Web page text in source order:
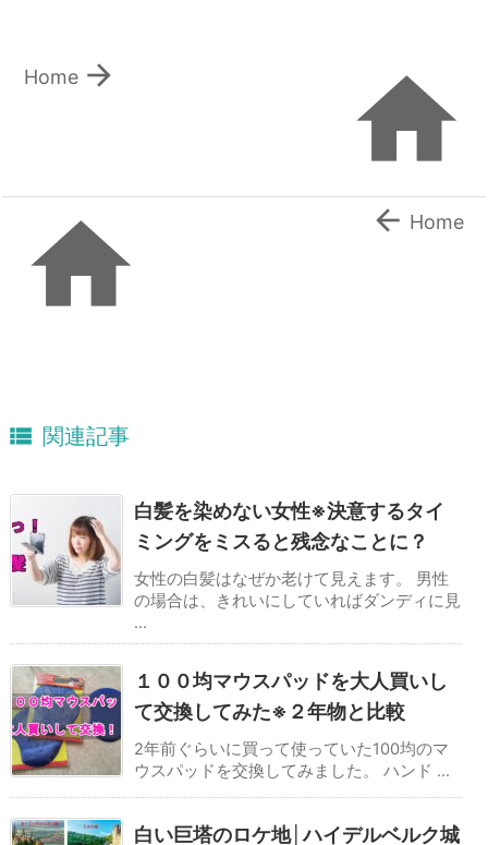


Home
  Home
 関連記事
白髪を染めない女性※決意するタイ
ミングをミスると残念なことに？
女性の白髪はなぜか老けて見えます。 男性
の場合は、きれいにしていればダンディに見
...
１００均マウスパッドを大人買いし
て交換してみた※２年物と比較
2年前ぐらいに買って使っていた100均のマ
ウスパッドを交換してみました。 ハンド ...
白い巨塔のロケ地│ハイデルベルク城